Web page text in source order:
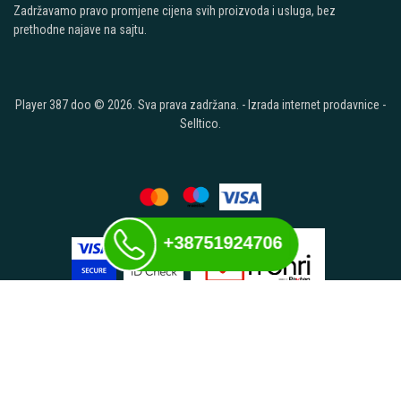
Zadržavamo pravo promjene cijena svih proizvoda i usluga, bez
prethodne najave na sajtu.
Player 387 doo © 2026. Sva prava zadržana. - Izrada internet prodavnice -
Selltico.
+38751924706